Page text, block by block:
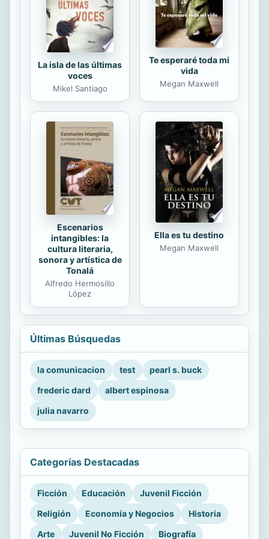
subversivas, en sus infiltraciones y
en los entornos a los que se...
La isla de las últimas
voces
Mikel Santiago
Te esperaré toda mi
vida
Megan Maxwell
Escenarios
intangibles: la
cultura literaria,
sonora y artística de
Tonalá
Alfredo Hermosillo
López
Ella es tu destino
Megan Maxwell
Últimas Búsquedas
la comunicacion test
pearl s. buck
frederic dard
albert espinosa
julia navarro
Categorías Destacadas
Ficción Educación
Juvenil Ficción
Religión
Economía y Negocios
Historia
Arte
Juvenil No Ficción Biografía